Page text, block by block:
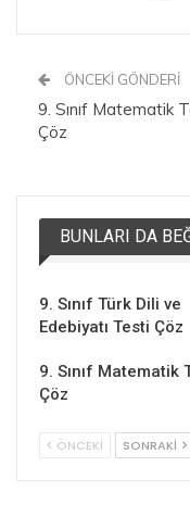
ÖNCEKI GÖNDERI
9. Sınıf Matematik
Çöz
BUNLARI DA
9. Sınıf Türk Dili ve
Edebiyatı Testi Çöz
9. Sınıf Matematik
Çöz
ÖNCEKI SONRAKI